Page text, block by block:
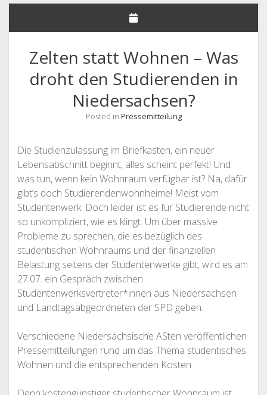
STELLUNGNAHMEN
DEUTSCHLANDSEMESTERTICKET
MITGLIEDER
SATZUNG & GO
Offene
Drop-
Down-
Menü
SATZUNG
LINKS & FAQ
Offene
FAQ
Zelten statt Wohnen – Was
droht den Studierenden in
Niedersachsen?
Posted in Pressemitteilung
Die Studienzulassung im Briefkasten, ein neuer
Lebensabschnitt beginnt, alles scheint perfekt! Und
was tun, wenn kein Wohnraum verfügbar ist? Na, dafür
gibt’s doch Studierendenwohnheime! Meist vom
Studentenwerk. Doch leider ist es für Studierende nicht
so unkompliziert, wie es klingt. Um über massive
Probleme zu sprechen, die es bezüglich des
studentischen Wohnraums und der finanziellen
Belastung seitens der Studentenwerke gibt, wird es am
27.07. ein Gespräch zwischen
Studentenwerksvertreter*innen aus Niedersachsen
und Landtagsabgeordneten der SPD geben.
Verschiedene Niedersächsische ASten veröffentlichen
Pressemitteilungen rund um das Thema studentisches
Wohnen und die entsprechenden Kosten.